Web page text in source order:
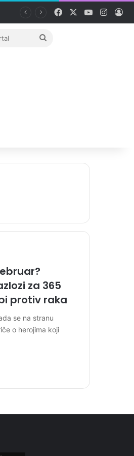
Facebook YouTube
Pretražite
za 365
protiv raka
se na stranu
o herojima koji